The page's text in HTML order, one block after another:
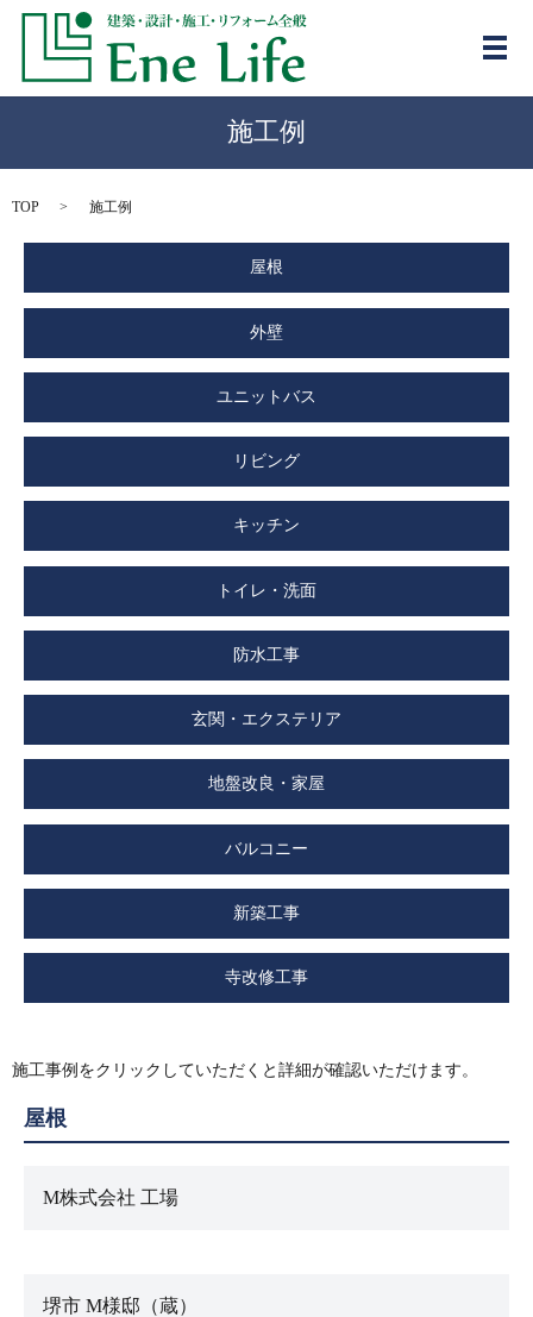
メ
施工例
TOP 施工例
屋根
外壁
ユニットバス
リビング
キッチン
トイレ・洗面
防水工事
玄関・エクステリア
地盤改良・家屋
バルコニー
新築工事
寺改修工事
施工事例をクリックしていただくと詳細が確認いただけます。
屋根
M株式会社 工場
堺市 M様邸（蔵）